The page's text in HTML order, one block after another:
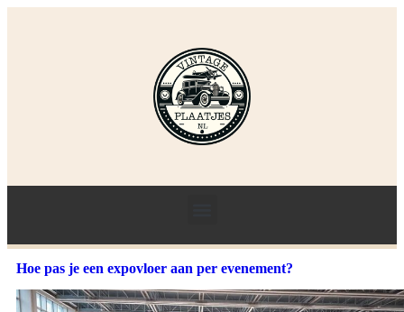
Hoe pas je een expovloer aan per evenement?